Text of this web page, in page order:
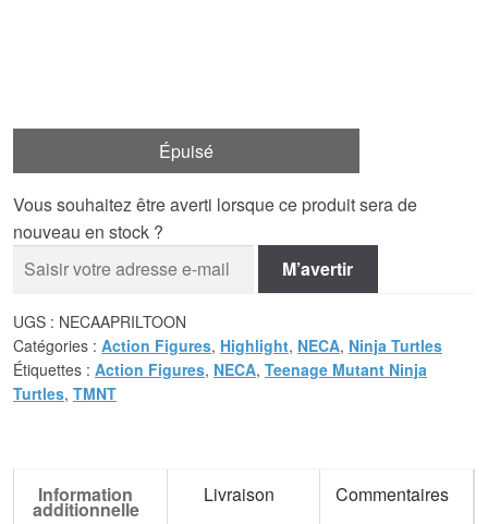
Épuisé
Vous souhaitez être averti lorsque ce produit sera de
nouveau en stock ?
M’avertir
UGS : NECAAPRILTOON
Catégories : Action Figures, Highlight, NECA, Ninja Turtles
Étiquettes : Action Figures, NECA, Teenage Mutant Ninja
Turtles, TMNT
Information
additionnelle
Livraison Commentaires